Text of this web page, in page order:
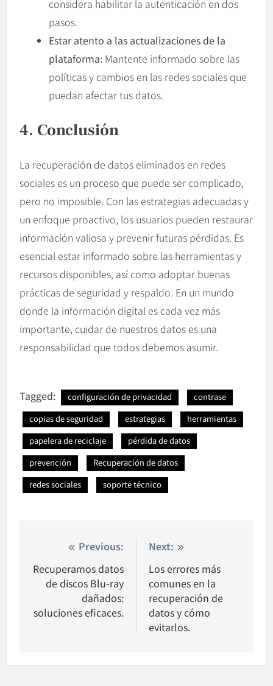
considera habilitar la autenticación en dos
pasos.
Estar atento a las actualizaciones de la
plataforma: Mantente informado sobre las
políticas y cambios en las redes sociales que
puedan afectar tus datos.
4. Conclusión
La recuperación de datos eliminados en redes
sociales es un proceso que puede ser complicado,
pero no imposible. Con las estrategias adecuadas y
un enfoque proactivo, los usuarios pueden restaurar
información valiosa y prevenir futuras pérdidas. Es
esencial estar informado sobre las herramientas y
recursos disponibles, así como adoptar buenas
prácticas de seguridad y respaldo. En un mundo
donde la información digital es cada vez más
importante, cuidar de nuestros datos es una
responsabilidad que todos debemos asumir.
Tagged: configuración de privacidad
contrase
copias de seguridad
estrategias
herramientas
papelera de reciclaje
pérdida de datos
prevención
Recuperación de datos
redes sociales
soporte técnico
Nawigacja
wpisu
Previous:
Recuperamos datos
de discos Blu-ray
dañados:
soluciones eficaces.
Next:
Los errores más
comunes en la
recuperación de
datos y cómo
evitarlos.